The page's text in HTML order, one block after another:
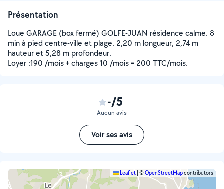
Présentation
Loue GARAGE (box fermé) GOLFE-JUAN résidence calme. 8
min à pied centre-ville et plage. 2,20 m longueur, 2,74 m
hauteur et 5,28 m profondeur.
Loyer :190 /mois + charges 10 /mois = 200 TTC/mois.
-/5
Aucun avis
Voir ses avis
Leaflet ©OpenStreetMapcontributors